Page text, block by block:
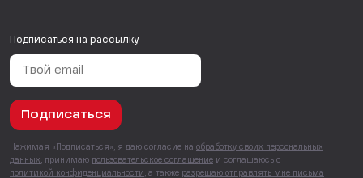
Подписаться на рассылку
Подписаться
Нажимая «Подписаться», я даю согласие на обработку своих персональных
данных , принимаю пользовательское соглашение и соглашаюсь с
политикой конфиденциальности , а также разрешаю отправлять мне письма